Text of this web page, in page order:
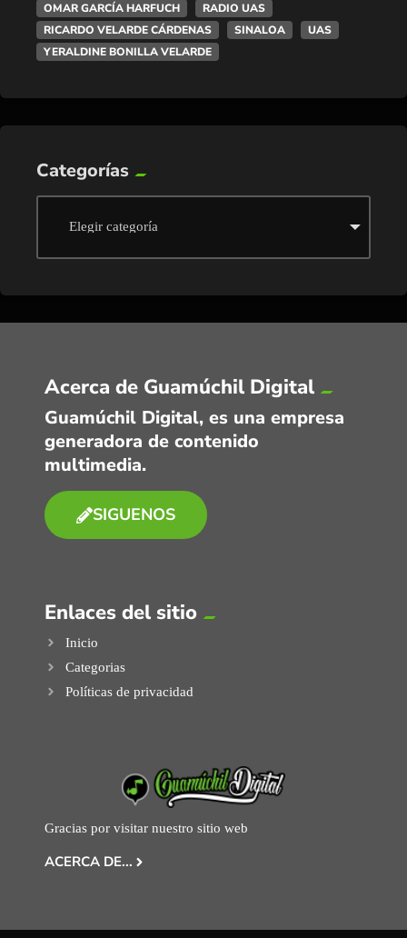
OMAR GARCÍA HARFUCH
RADIO UAS
RICARDO VELARDE CÁRDENAS
SINALOA
UAS
YERALDINE BONILLA VELARDE
Categorías
Acerca de Guamúchil Digital
Guamúchil Digital, es una empresa
generadora de contenido
multimedia.
SIGUENOS
Enlaces del sitio
Inicio
Categorias
Políticas de privacidad
Gracias por visitar nuestro sitio web
ACERCA DE...